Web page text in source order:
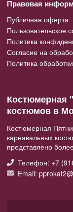
Правовая
Публичная оферта
Пользовательское
Политика
Согласие на
Политика
Костюмерная
костюмов в
Костюмерная
карнавальных
представлено
Телефон: +7
Email: